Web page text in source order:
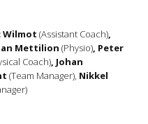
Wilmot (Assistant Coach),
Mettilion (Physio), Peter
Coach), Johan
(Team Manager), Nikkel